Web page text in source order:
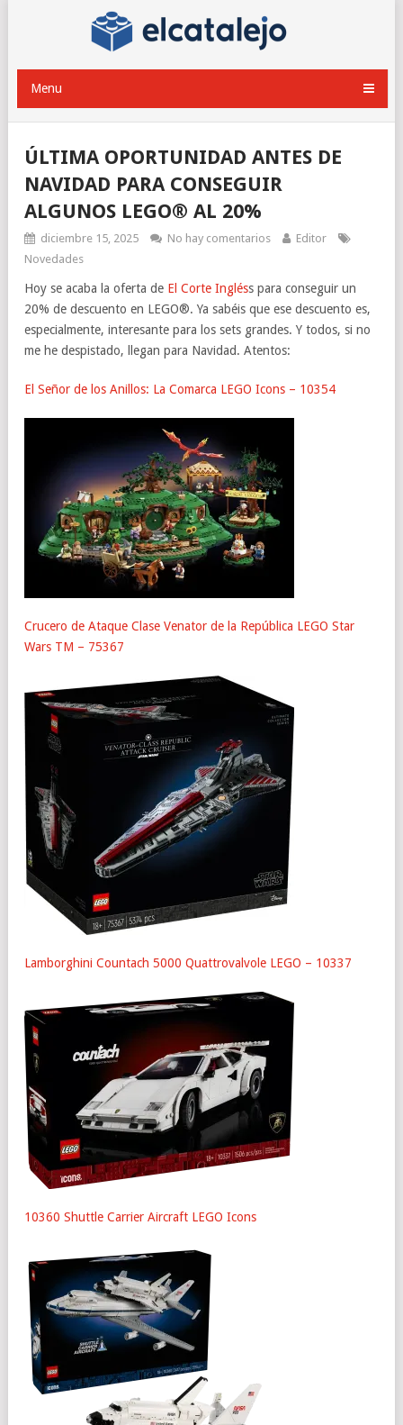
Menu
ÚLTIMA OPORTUNIDAD ANTES DE
NAVIDAD PARA CONSEGUIR
ALGUNOS LEGO® AL 20%
diciembre 15, 2025 No hay comentarios
Editor
Novedades
Hoy se acaba la oferta de El Corte Ingléss para conseguir un
20% de descuento en LEGO®. Ya sabéis que ese descuento es,
especialmente, interesante para los sets grandes. Y todos, si no
me he despistado, llegan para Navidad. Atentos:
El Señor de los Anillos: La Comarca LEGO Icons – 10354
Crucero de Ataque Clase Venator de la República LEGO Star
Wars TM – 75367
Lamborghini Countach 5000 Quattrovalvole LEGO – 10337
10360 Shuttle Carrier Aircraft LEGO Icons